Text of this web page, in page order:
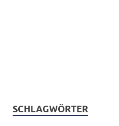
SCHLAGWÖRTER